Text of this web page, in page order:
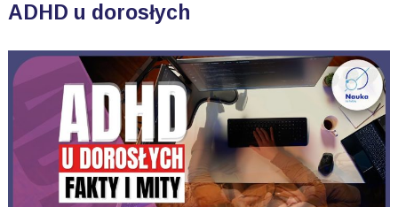
ADHD u dorosłych